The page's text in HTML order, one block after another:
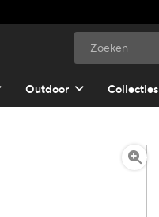
Outdoor Collecties